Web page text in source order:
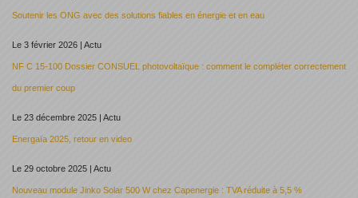
Soutenir les ONG avec des solutions fiables en énergie et en eau
Le 3 février 2026 | Actu
NF C 15-100 Dossier CONSUEL photovoltaïque : comment le compléter correctement
du premier coup
Le 23 décembre 2025 | Actu
Energaïa 2025, retour en video
Le 29 octobre 2025 | Actu
Nouveau module Jinko Solar 500 W chez Capenergie : TVA réduite à 5,5 %